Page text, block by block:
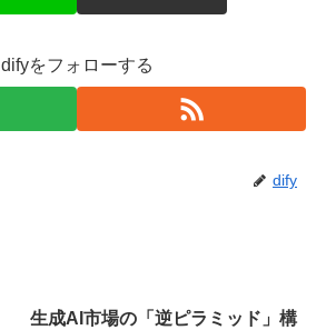
difyをフォローする
dify
生成AI市場の「逆ピラミッド」構